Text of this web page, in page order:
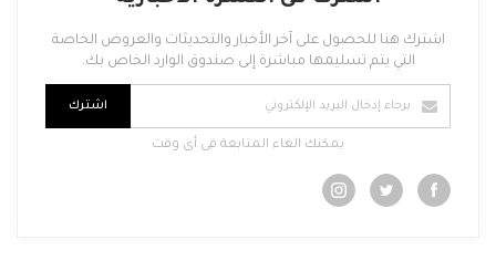
اشترك هنا للحصول على آخر الأخبار والتحديثات والعروض الخاصة
التي يتم تسليمها مباشرة إلى صندوق الوارد الخاص بك.
اشترك
يمكنك الغاء المتابعة فى أى وقت